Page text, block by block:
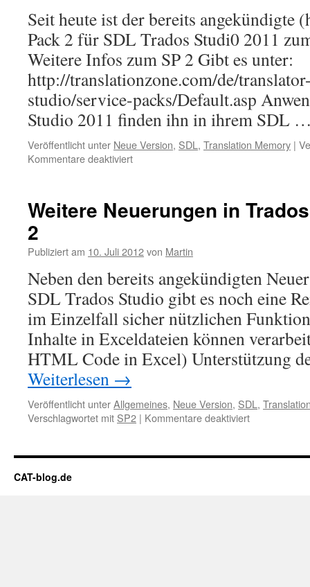
2011
(SP2)
Seit heute ist der bereits angekündigte
Pack 2 für SDL Trados Studi0 2011
Weitere Infos zum SP 2 Gibt es unter:
http://translationzone.com/de/
studio/service-packs/Default.asp
Studio 2011 finden ihn in ihrem SDL
Veröffentlicht unter Neue Version, SDL , Translation Memory |
Kommentare deaktiviert
2012
erhältlich
Weitere Neuerungen in
2
Publiziert am 10. Juli 2012von Martin
Neben den bereits angekündigten
SDL Trados Studio gibt es noch eine
im Einzelfall sicher nützlichen
Inhalte in Exceldateien können
HTML Code in Excel) Unterstützung
Weiterlesen →
Veröffentlicht unterAllgemeines, Neue Version, SDL ,
Verschlagwortet mit SP2 | Kommentare deaktiviert
in
CAT-blog.de